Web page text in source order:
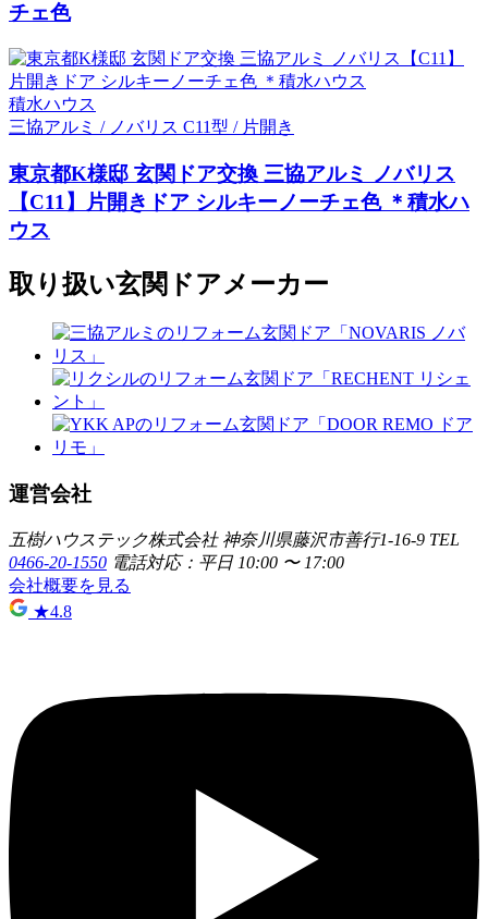
チェ色
積水ハウス
三協アルミ / ノバリス C11型 / 片開き
東京都K様邸 玄関ドア交換 三協アルミ ノバリス
【C11】片開きドア シルキーノーチェ色 ＊積水ハ
ウス
取り扱い玄関ドアメーカー
運営会社
五樹ハウステック株式会社神奈川県藤沢市善行1-16-9 TEL
0466-20-1550 電話対応：平日 10:00 〜 17:00
会社概要を見る
★4.8